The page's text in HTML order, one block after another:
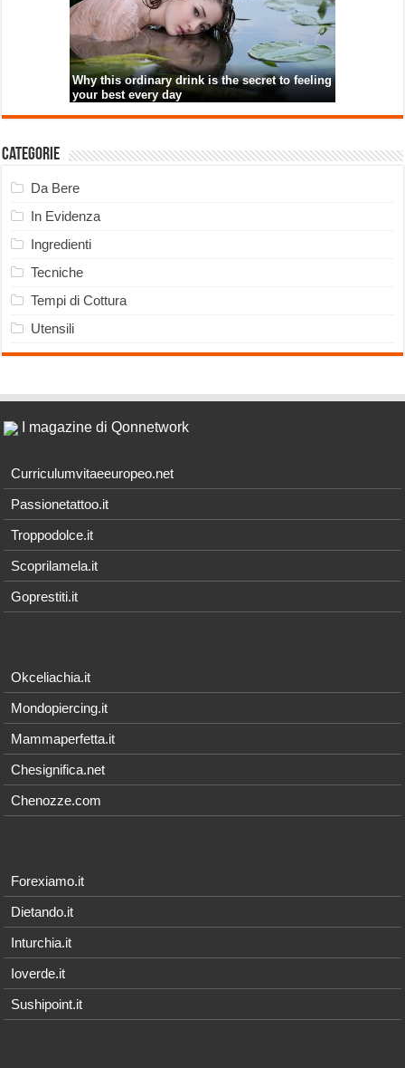
Categorie
Da Bere
In Evidenza
Ingredienti
Tecniche
Tempi di Cottura
Utensili
I magazine di Qonnetwork
Curriculumvitaeeuropeo.net
Passionetattoo.it
Troppodolce.it
Scoprilamela.it
Goprestiti.it
Okceliachia.it
Mondopiercing.it
Mammaperfetta.it
Chesignifica.net
Chenozze.com
Forexiamo.it
Dietando.it
Inturchia.it
Ioverde.it
Sushipoint.it